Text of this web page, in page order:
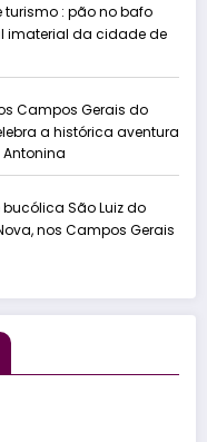
turismo : pão no bafo
imaterial da cidade de
Campos Gerais do
a histórica aventura
Antonina
São Luiz do
nos Campos Gerais